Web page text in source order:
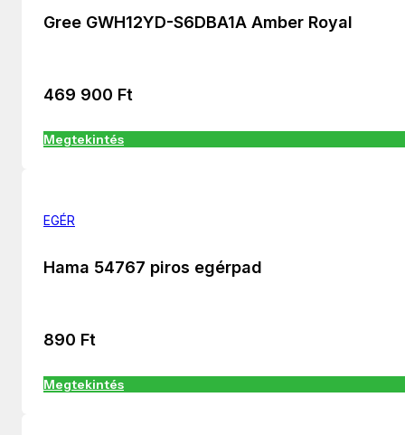
Gree GWH12YD-S6DBA1A Amber Royal
469 900 Ft
Megtekintés
EGÉR
Hama 54767 piros egérpad
890 Ft
Megtekintés